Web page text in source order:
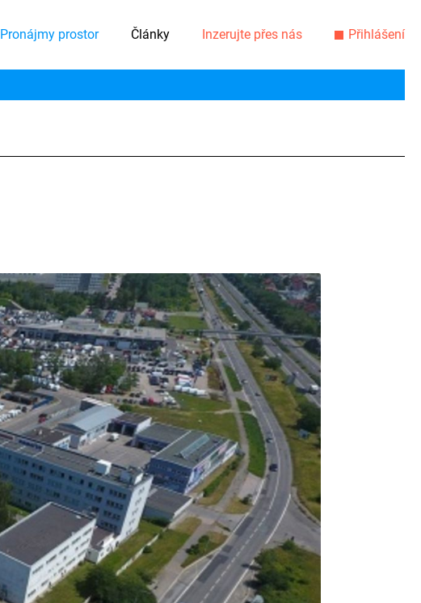
Pronájmy prostor Články Inzerujte přes nás Přihlášení